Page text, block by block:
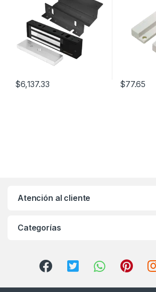
$6,137.33 $77.65
Atención al cliente
Categorías